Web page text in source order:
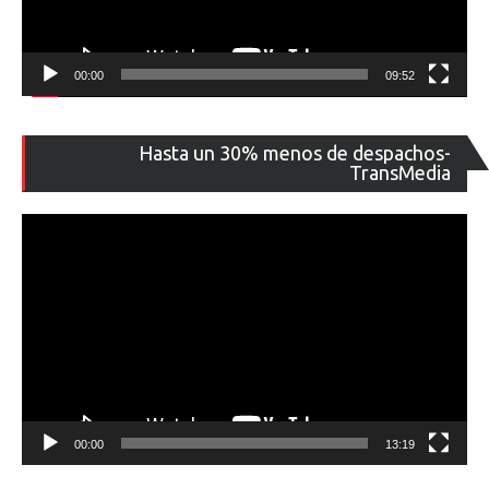
00:00 09:52
Hasta un 30% menos de despachos-
TransMedia
de
00:00 13:19